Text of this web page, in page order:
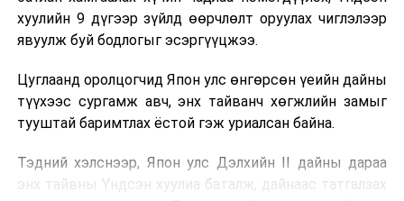
хуулийн 9 дүгээр зүйлд өөрчлөлт оруулах чиглэлээр
явуулж буй бодлогыг эсэргүүцжээ.
Цуглаанд оролцогчид Япон улс өнгөрсөн үеийн дайны
түүхээс сургамж авч, энх тайванч хөгжлийн замыг
тууштай баримтлах ёстой гэж уриалсан байна.
Тэдний хэлснээр, Япон улс Дэлхийн II дайны дараа
энх тайвны Үндсэн хуулиа баталж, дайнаас татгалзах